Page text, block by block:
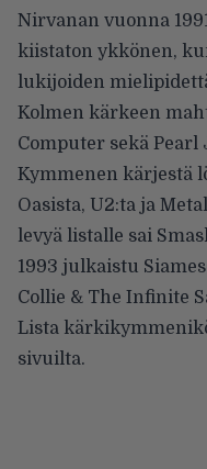
Nirvanan vuonna
kiistaton ykkönen,
lukijoiden
Kolmen kärkeen
Computer sekä Pearl
Kymmenen kärjestä
Oasista, U2:ta ja
levyä listalle sai
1993 julkaistu
Collie & The Infinite
Lista
sivuilta.